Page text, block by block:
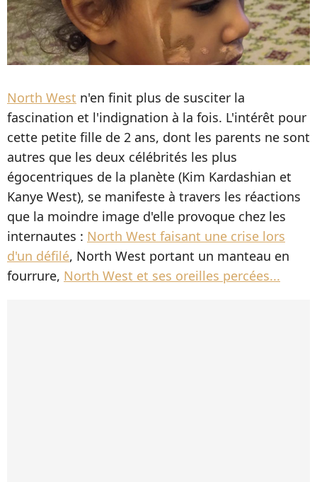
North West n'en finit plus de susciter la
fascination et l'indignation à la fois. L'intérêt pour
cette petite fille de 2 ans, dont les parents ne sont
autres que les deux célébrités les plus
égocentriques de la planète (Kim Kardashian et
Kanye West), se manifeste à travers les réactions
que la moindre image d'elle provoque chez les
internautes : North West faisant une crise lors
d'un défilé, North West portant un manteau en
fourrure, North West et ses oreilles percées...